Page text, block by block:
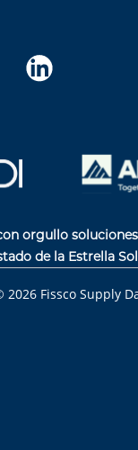
orgullo soluciones
de la Estrella
2026 Fissco Supply